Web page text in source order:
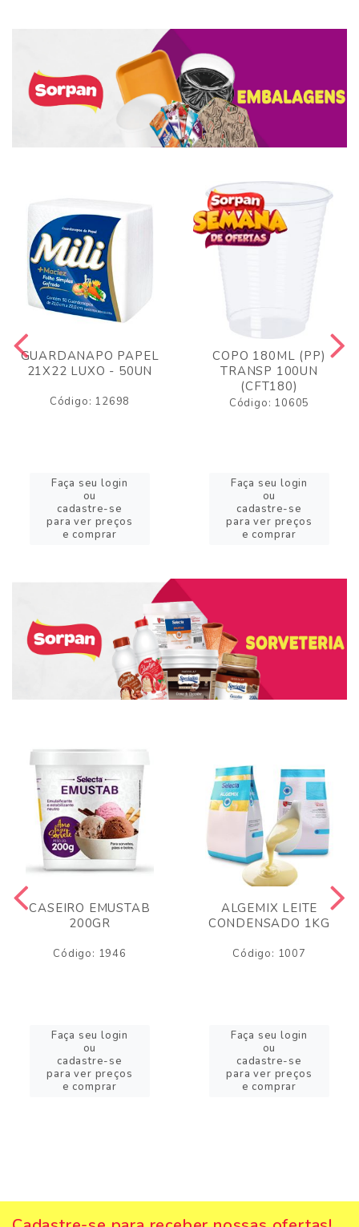
GUARDANAPO PAPEL
21X22 LUXO - 50UN
Código: 12698
Faça seu login
ou
cadastre-se
para ver preços
e comprar
COPO 180ML (PP)
TRANSP 100UN
(CFT180)
Código: 10605
Faça seu login
ou
cadastre-se
para ver preços
e comprar
CASEIRO EMUSTAB
200GR
Código: 1946
Faça seu login
ou
cadastre-se
para ver preços
e comprar
ALGEMIX LEITE
CONDENSADO 1KG
Código: 1007
Faça seu login
ou
cadastre-se
para ver preços
e comprar